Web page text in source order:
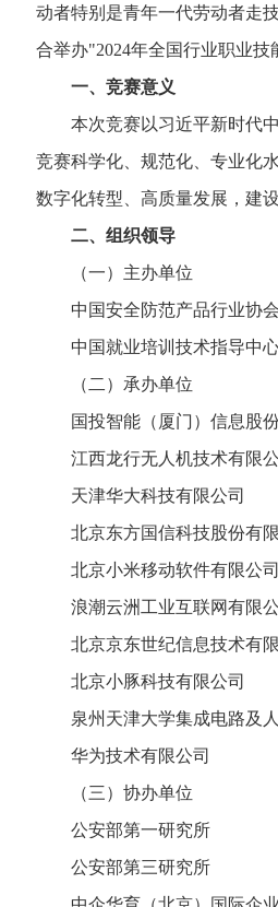
动者特别是青年一代劳动者走
合举办"2024年全国行业职业
一、竞赛意义
本次竞赛以习近平新时代中
竞赛科学化、规范化、专业化
数字化转型、高质量发展，建
二、组织领导
（一）主办单位
中国安全防范产品行业协会
中国就业培训技术指导中
（二）承办单位
国投智能（厦门）信息股份
江西龙行无人机技术有限公
天津华大科技有限公司
北京东方国信科技股份有限
北京小米移动软件有限公司
浪潮云洲工业互联网有限公
北京京东世纪信息技术有限
北京小豚科技有限公司
泉州天津大学集成电路及人
华为技术有限公司
（三）协办单位
公安部第一研究所
公安部第三研究所